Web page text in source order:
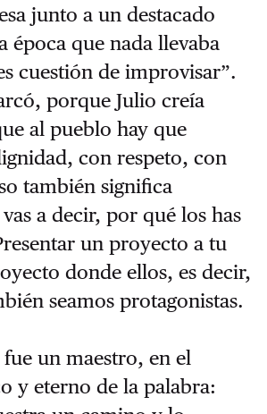
junto a un destacado
época que nada llevaba
cuestión de improvisar”.
porque Julio creía
al pueblo hay que
con respeto, con
también significa
a decir, por qué los has
un proyecto a tu
donde ellos, es decir,
seamos protagonistas.
un maestro, en el
y eterno de la palabra: